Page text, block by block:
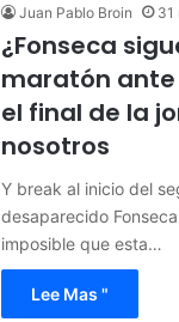
Juan Pablo Broin 31
¿Fonseca
maratón ante
el final de la
nosotros
Y break al inicio del
desaparecido
imposible que esta…
Lee Mas "